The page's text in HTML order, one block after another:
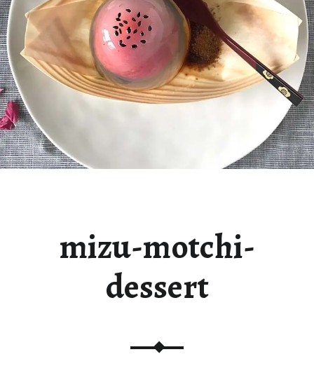
mizu-motchi-
dessert